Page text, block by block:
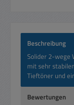
Beschreibung
Solider 2-wege
mit sehr
Tieftöner und
Bewertungen